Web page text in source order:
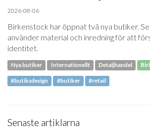
2026-08-06
Birkenstock har öppnat två nya butiker.
använder material och inredning för att
identitet.
Nya butiker Internationellt Detaljhandel
#butiksdesign #butiker #retail
Senaste artiklarna